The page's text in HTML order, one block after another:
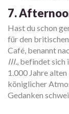
7.
Hast du schon
für den britischen
Café, benannt
III., befindet sich
1.000 Jahre alten
königlicher
Gedanken